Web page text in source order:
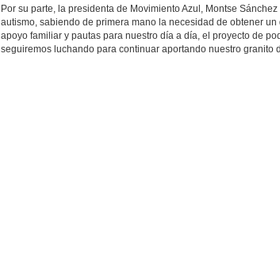
Por su parte, la presidenta de Movimiento Azul, Montse
autismo, sabiendo de primera mano la necesidad de obtener
apoyo familiar y pautas para nuestro día a día, el proyecto de
seguiremos luchando para continuar aportando nuestro granito